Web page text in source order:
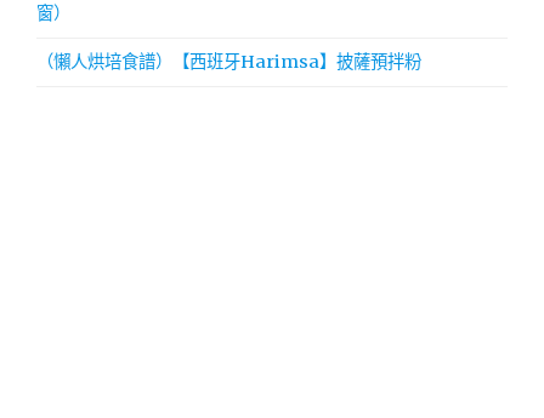
窗）
（懶人烘培食譜）【西班牙Harimsa】披薩預拌粉